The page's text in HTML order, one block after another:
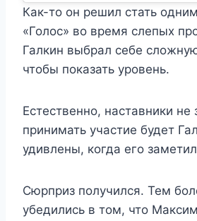
Как-то он решил стать
«Голос» во время слепых
Галкин выбрал себе
чтобы показать уровень.
Естественно, наставники не
принимать участие будет
удивлены, когда его
Сюрприз получился. Тем
убедились в том, что